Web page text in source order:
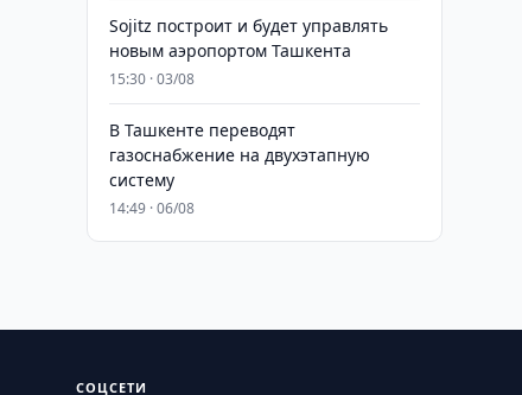
Sojitz построит и будет управлять
новым аэропортом Ташкента
15:30 · 03/08
В Ташкенте переводят
газоснабжение на двухэтапную
систему
14:49 · 06/08
СОЦСЕТИ